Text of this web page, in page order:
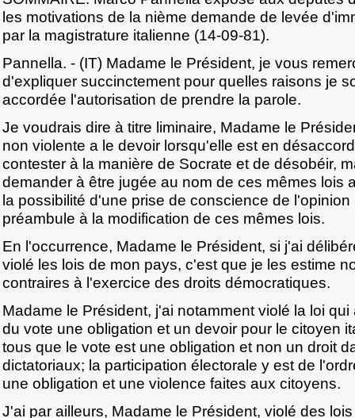
les motivations de la nième demande de levée
par la magistrature italienne (14-09-81).
Pannella. - (IT) Madame le Président, je vous
d'expliquer succinctement pour quelles raisons je
accordée l'autorisation de prendre la parole.
Je voudrais dire à titre liminaire, Madame le
non violente a le devoir lorsqu'elle est en
contester à la manière de Socrate et de désobéir,
demander à être jugée au nom de ces mêmes lois
la possibilité d'une prise de conscience de
préambule à la modification de ces mêmes lois.
En l'occurrence, Madame le Président, si j'ai
violé les lois de mon pays, c'est que je les estime
contraires à l'exercice des droits démocratiques.
Madame le Président, j'ai notamment violé la loi
du vote une obligation et un devoir pour le citoyen
tous que le vote est une obligation et non un droit
dictatoriaux; la participation électorale y est de
une obligation et une violence faites aux citoyens.
J'ai par ailleurs, Madame le Président, violé des